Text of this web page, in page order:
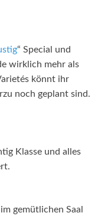
“ Special und
wirklich mehr als
könnt ihr
noch geplant sind.
Klasse und alles
gemütlichen Saal